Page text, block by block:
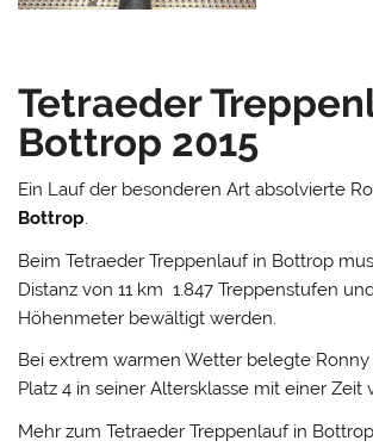
Tetraeder
Bottrop 2015
Ein Lauf der besonderen Art absolvierte
Bottrop.
Beim Tetraeder Treppenlauf in Bottrop
Distanz von 11 km 1.847 Treppenstufen
Höhenmeter bewältigt werden.
Bei extrem warmen Wetter belegte Ronny
Platz 4 in seiner Altersklasse mit einer Zeit
Mehr zum Tetraeder Treppenlauf in